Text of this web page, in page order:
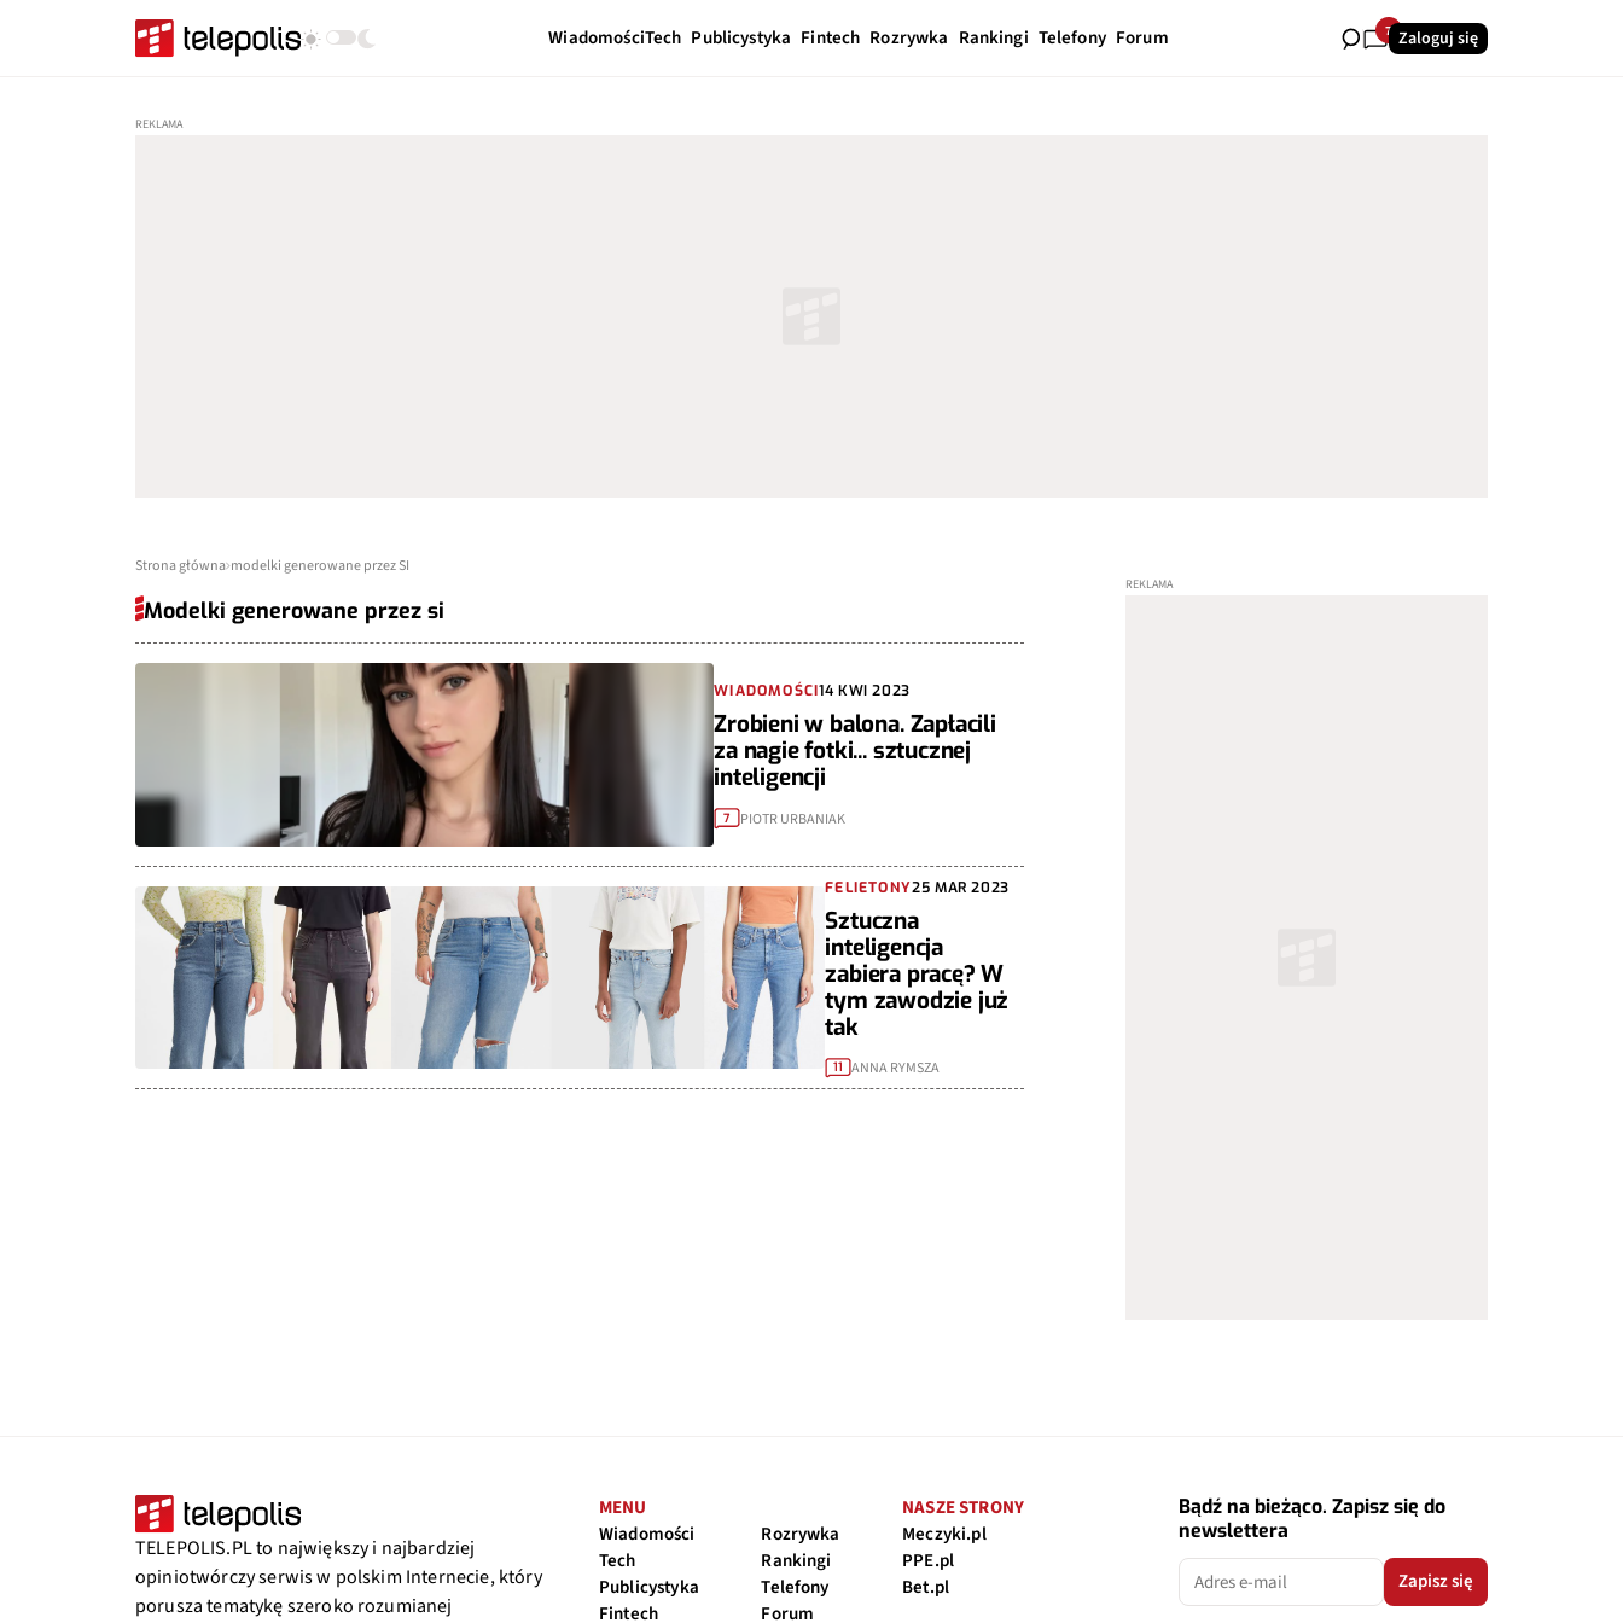
WiadomościTech Publicystyka Fintech Rozrywka Rankingi Telefony Forum 7 Zaloguj się
Strona główna modelki generowane przez SI
Modelki generowane przez si
WIADOMOŚCI14 KWI 2023
Zrobieni w balona. Zapłacili
za nagie fotki... sztucznej
inteligencji
7 PIOTR URBANIAK
FELIETONY25 MAR 2023
Sztuczna
inteligencja
zabiera pracę? W
tym zawodzie już
tak
11 ANNA RYMSZA
TELEPOLIS.PL to największy i najbardziej
opiniotwórczy serwis w polskim Internecie, który
porusza tematykę szeroko rozumianej
MENU
Wiadomości
Tech
Publicystyka
Fintech
Rozrywka
Rankingi
Telefony
Forum
NASZE STRONY
Meczyki.pl
PPE.pl
Bet.pl
Bądź na bieżąco. Zapisz się do
newslettera
Zapisz się